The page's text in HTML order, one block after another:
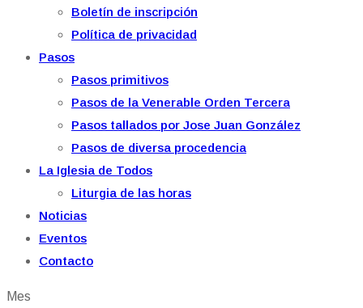
Boletín de inscripción
Política de privacidad
Pasos
Pasos primitivos
Pasos de la Venerable Orden Tercera
Pasos tallados por Jose Juan González
Pasos de diversa procedencia
La Iglesia de Todos
Liturgia de las horas
Noticias
Eventos
Contacto
Mes